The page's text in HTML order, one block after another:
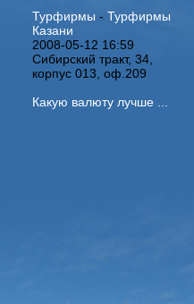
Турфирмы - Турфирмы
Казани
2008-05-12 16:59
Сибирский тракт, 34,
корпус 013, оф.209
Какую валюту лучше ...